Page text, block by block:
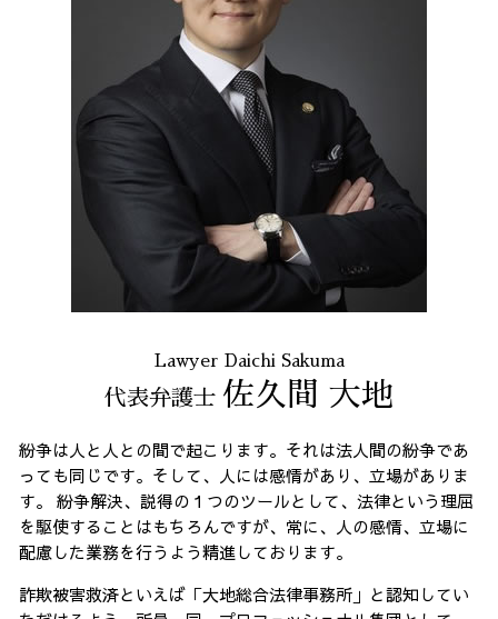
不当解雇 労基
臨床法務 とは
誹謗中傷 渋谷区
通販 詐欺 全国 相談
過払い金請求 全国 弁護士
架空請求 港区 相談
債務整理 東京都 弁護士
破産 問題 23区 相談
架空請求 23区 相談
出会い系 詐欺 全国 相談
Lawyer Daichi Sakuma
代表弁護士 佐久間 大地
紛争は人と人との間で起こります。それは法人間の紛争であ
っても同じです。そして、人には感情があり、立場がありま
す。 紛争解決、説得の１つのツールとして、法律という理屈
を駆使することはもちろんですが、常に、人の感情、立場に
配慮した業務を行うよう精進しております。
詐欺被害救済といえば「大地総合法律事務所」と認知してい